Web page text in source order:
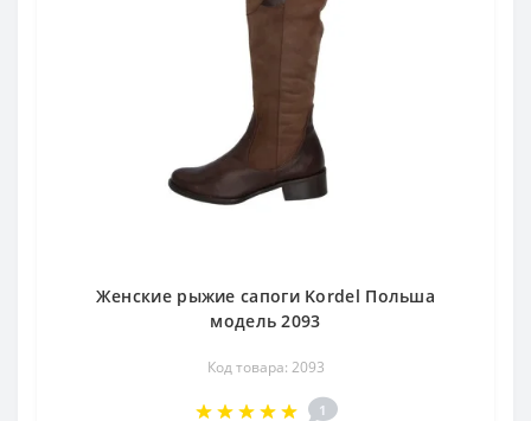
Женские рыжие сапоги Kordel Польша
модель 2093
Код товара: 2093
1